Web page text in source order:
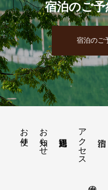
宿泊のご
宿泊のご
アクセス
お知らせ
お便り
温泉の成分